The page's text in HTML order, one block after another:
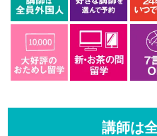
講師は